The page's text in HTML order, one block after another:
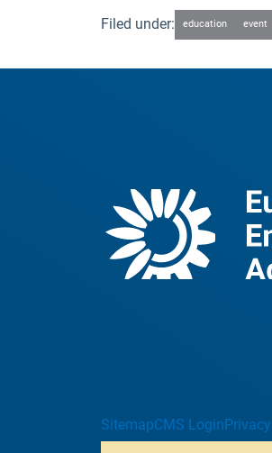
Filed under: education event
SitemapCMS LoginPrivacy